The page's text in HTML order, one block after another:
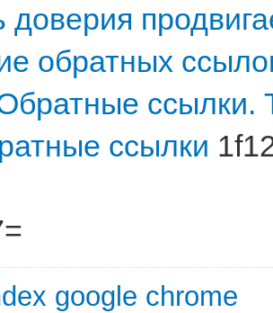
доверия
обратных
ссылки.
ссылки
google chrome